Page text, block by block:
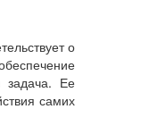
о
задача. Ее
самих